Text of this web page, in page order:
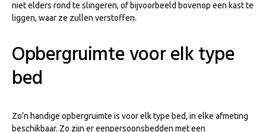
niet elders rond te slingeren, of bijvoorbeeld bovenop een kast te
liggen, waar ze zullen verstoffen.
Opbergruimte voor elk type
bed
Zo’n handige opbergruimte is voor elk type bed, in elke afmeting
beschikbaar. Zo zijn er eenpersoonsbedden met een